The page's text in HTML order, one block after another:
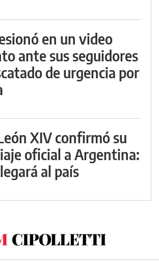
en un video
ante sus seguidores
de urgencia por
XIV confirmó su
oficial a Argentina:
al país